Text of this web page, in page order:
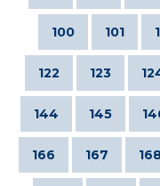
100 101
122 123
144 145
166 167